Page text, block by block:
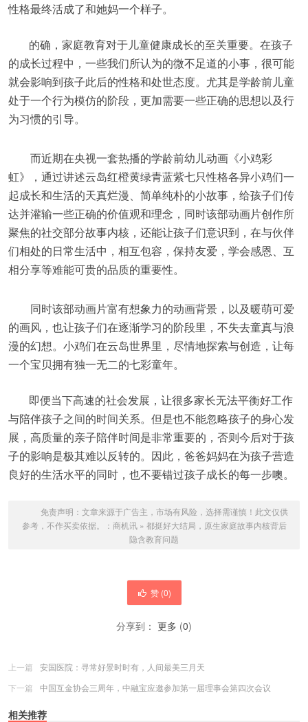
性格最终活成了和她妈一个样子。
的确，家庭教育对于儿童健康成长的至关重要。在孩子
的成长过程中，一些我们所认为的微不足道的小事，很可能
就会影响到孩子此后的性格和处世态度。尤其是学龄前儿童
处于一个行为模仿的阶段，更加需要一些正确的思想以及行
为习惯的引导。
而近期在央视一套热播的学龄前幼儿动画《小鸡彩
虹》，通过讲述云岛红橙黄绿青蓝紫七只性格各异小鸡们一
起成长和生活的天真烂漫、简单纯朴的小故事，给孩子们传
达并灌输一些正确的价值观和理念，同时该部动画片创作所
聚焦的社交部分故事内核，还能让孩子们意识到，在与伙伴
们相处的日常生活中，相互包容，保持友爱，学会感恩、互
相分享等难能可贵的品质的重要性。
同时该部动画片富有想象力的动画背景，以及暖萌可爱
的画风，也让孩子们在逐渐学习的阶段里，不失去童真与浪
漫的幻想。小鸡们在云岛世界里，尽情地探索与创造，让每
一个宝贝拥有独一无二的七彩童年。
即便当下高速的社会发展，让很多家长无法平衡好工作
与陪伴孩子之间的时间关系。但是也不能忽略孩子的身心发
展，高质量的亲子陪伴时间是非常重要的，否则今后对于孩
子的影响是极其难以反转的。因此，爸爸妈妈在为孩子营造
良好的生活水平的同时，也不要错过孩子成长的每一步噢。
免责声明：文章来源于广告主，市场有风险，选择需谨慎！此文仅供
参考，不作买卖依据。： 商机讯» 都挺好大结局，原生家庭故事内核背后
隐含教育问题
赞 (0)
分享到： 更多 (0)
上一篇
安国医院：寻常好景时时有，人间最美三月天
下一篇
中国互金协会三周年，中融宝应邀参加第一届理事会第四次会议
相关推荐